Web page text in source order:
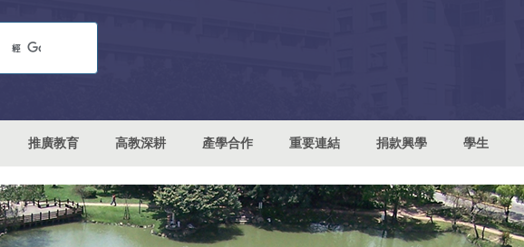
推廣教育 高教深耕 產學合作 重要連結 捐款興學 學生